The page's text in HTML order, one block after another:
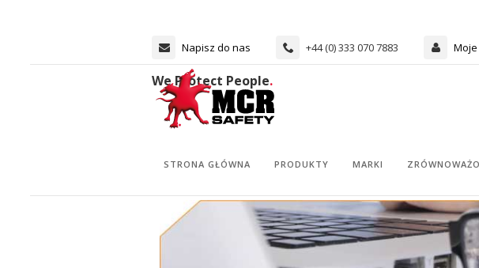
Napisz do nas +44 (0) 333 070 7883
We Protect People.
STRONA GŁÓWNA PRODUKTY MARKI